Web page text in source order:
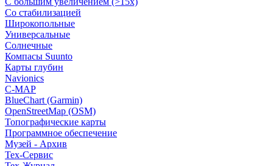
Со стабилизацией
Широкопольные
Универсальные
Солнечные
Компасы Suunto
Карты глубин
Navionics
C-MAP
BlueChart (Garmin)
OpenStreetMap (OSM)
Топографические карты
Программное обеспечение
Музей - Архив
Tex-Сервис